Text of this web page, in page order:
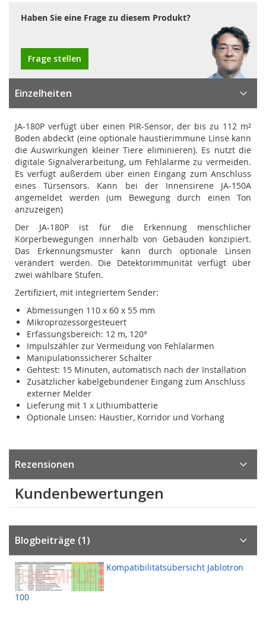
Haben Sie eine Frage zu diesem Produkt?
Frage stellen
Einzelheiten
JA-180P verfügt über einen PIR-Sensor, der bis zu 112 m²
Boden abdeckt (eine optionale haustierimmune Linse kann
die Auswirkungen kleiner Tiere eliminieren). Es nutzt die
digitale Signalverarbeitung, um Fehlalarme zu vermeiden.
Es verfügt außerdem über einen Eingang zum Anschluss
eines Türsensors. Kann bei der Innensirene JA-150A
angemeldet werden (um Bewegung durch einen Ton
anzuzeigen)
Der JA-180P ist für die Erkennung menschlicher
Körperbewegungen innerhalb von Gebäuden konzipiert.
Das Erkennungsmuster kann durch optionale Linsen
verändert werden. Die Detektorimmunität verfügt über
zwei wählbare Stufen.
Zertifiziert, mit integriertem Sender:
Abmessungen 110 x 60 x 55 mm
Mikroprozessorgesteuert
Erfassungsbereich: 12 m, 120°
Impulszähler zur Vermeidung von Fehlalarmen
Manipulationssicherer Schalter
Gehtest: 15 Minuten, automatisch nach der Installation
Zusätzlicher kabelgebundener Eingang zum Anschluss
externer Melder
Lieferung mit 1 x Lithiumbatterie
Optionale Linsen: Haustier, Korridor und Vorhang
Rezensionen
Kundenbewertungen
Blogbeiträge (1)
Kompatibilitätsübersicht Jablotron
100